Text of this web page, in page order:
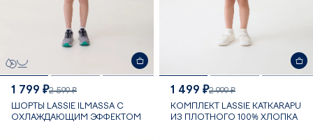
1 799 ₽2 599 ₽
ШОРТЫ LASSIE ILMASSA С
ОХЛАЖДАЮЩИМ ЭФФЕКТОМ
1 499 ₽2 999 ₽
КОМПЛЕКТ LASSIE KATKARAPU
ИЗ ПЛОТНОГО 100% ХЛОПКА